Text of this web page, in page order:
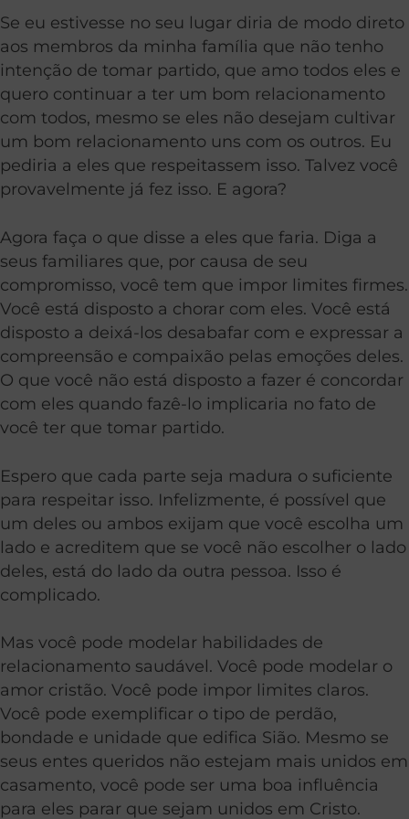
Se eu estivesse no seu lugar diria de modo direto
aos membros da minha família que não tenho
intenção de tomar partido, que amo todos eles e
quero continuar a ter um bom relacionamento
com todos, mesmo se eles não desejam cultivar
um bom relacionamento uns com os outros. Eu
pediria a eles que respeitassem isso. Talvez você
provavelmente já fez isso. E agora?
Agora faça o que disse a eles que faria. Diga a
seus familiares que, por causa de seu
compromisso, você tem que impor limites firmes.
Você está disposto a chorar com eles. Você está
disposto a deixá-los desabafar com e expressar a
compreensão e compaixão pelas emoções deles.
O que você não está disposto a fazer é concordar
com eles quando fazê-lo implicaria no fato de
você ter que tomar partido.
Espero que cada parte seja madura o suficiente
para respeitar isso. Infelizmente, é possível que
um deles ou ambos exijam que você escolha um
lado e acreditem que se você não escolher o lado
deles, está do lado da outra pessoa. Isso é
complicado.
Mas você pode modelar habilidades de
relacionamento saudável. Você pode modelar o
amor cristão. Você pode impor limites claros.
Você pode exemplificar o tipo de perdão,
bondade e unidade que edifica Sião. Mesmo se
seus entes queridos não estejam mais unidos em
casamento, você pode ser uma boa influência
para eles parar que sejam unidos em Cristo.